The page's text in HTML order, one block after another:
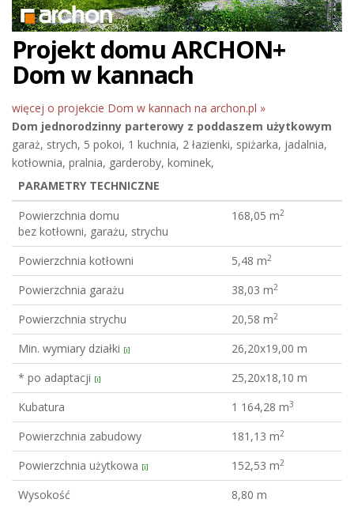
Projekt domu ARCHON+
Dom w kannach
więcej o projekcie Dom w kannach na archon.pl »
Dom jednorodzinny parterowy z poddaszem użytkowym
garaż, strych, 5 pokoi, 1 kuchnia, 2 łazienki, spiżarka, jadalnia,
kotłownia, pralnia, garderoby, kominek,
PARAMETRY TECHNICZNE
Powierzchnia domu
bez kotłowni, garażu, strychu
168,05 m2
Powierzchnia kotłowni 5,48 m2
Powierzchnia garażu 38,03 m2
Powierzchnia strychu 20,58 m2
Min. wymiary działki [i]
26,20x19,00 m
* po adaptacji [i]
25,20x18,10 m
Kubatura
1 164,28 m3
Powierzchnia zabudowy 181,13 m2
Powierzchnia użytkowa [i] 152,53 m2
Wysokość 8,80 m